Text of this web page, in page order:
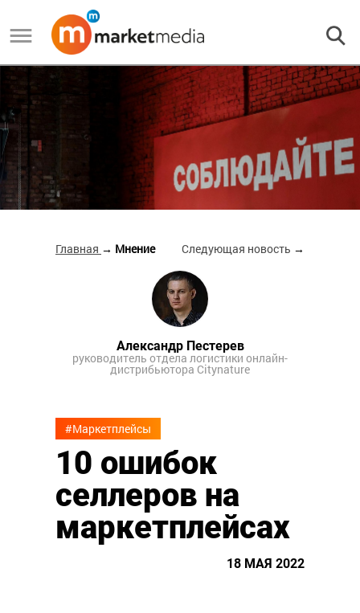
Главная → Мнение Следующая новость →
Александр Пестерев
руководитель отдела логистики онлайн-
дистрибьютора Citynature
#Маркетплейсы
10 ошибок
селлеров на
маркетплейсах
18 МАЯ 2022